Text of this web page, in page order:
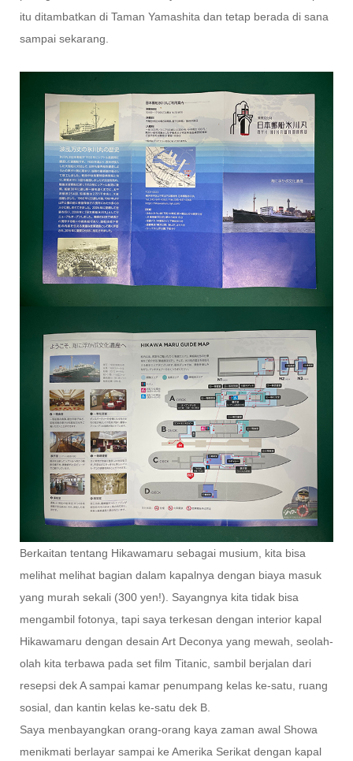
itu ditambatkan di Taman Yamashita dan tetap berada di sana
sampai sekarang.
Berkaitan tentang Hikawamaru sebagai musium, kita bisa
melihat melihat bagian dalam kapalnya dengan biaya masuk
yang murah sekali (300 yen!). Sayangnya kita tidak bisa
mengambil fotonya, tapi saya terkesan dengan interior kapal
Hikawamaru dengan desain Art Deconya yang mewah, seolah-
olah kita terbawa pada set film Titanic, sambil berjalan dari
resepsi dek A sampai kamar penumpang kelas ke-satu, ruang
sosial, dan kantin kelas ke-satu dek B.
Saya menbayangkan orang-orang kaya zaman awal Showa
menikmati berlayar sampai ke Amerika Serikat dengan kapal